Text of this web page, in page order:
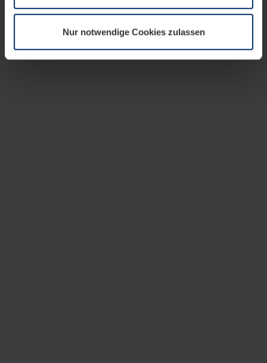
wir Ihre Erlaubnis. Ihre Einwilligung können Sie jederzeit
Datenschutzerklärungunserer Website ändern oder
widerrufen.
Nur notwendige Cookies zulassen